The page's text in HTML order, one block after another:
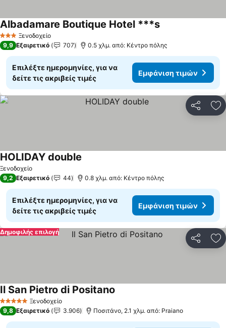
3 ΑστέριαΞενοδοχείο
Albadamare Boutique Hotel ***s
9,9 Εξαιρετικό 707 0.5 χλμ. από: Κέντρο πόλης
Επιλέξτε ημερομηνίες, για να
δείτε τις ακριβείς τιμές
Εμφάνιση τιμών
Ξενοδοχείο
HOLIDAY double
9,2 Εξαιρετικό 44 0.8 χλμ. από: Κέντρο πόλης
Επιλέξτε ημερομηνίες, για να
δείτε τις ακριβείς τιμές
Εμφάνιση τιμών
Δημοφιλής επιλογή
5 Αστέρια Ξενοδοχείο
Il San Pietro di Positano
9,8 Εξαιρετικό 3.906 Ποσιτάνο, 2.1 χλμ. από: Praiano